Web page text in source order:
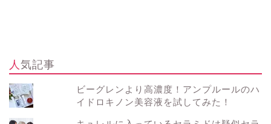
人気記事
ビーグレンより高濃度！アンプルールのハ
イドロキノン美容液を試してみた！